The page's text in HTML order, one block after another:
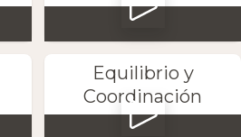
Equilibrio y
Coordinación